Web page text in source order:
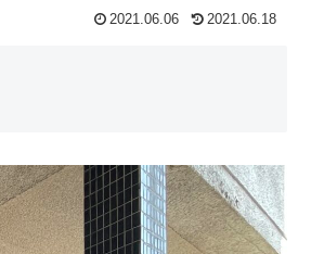
2021.06.06 2021.06.18